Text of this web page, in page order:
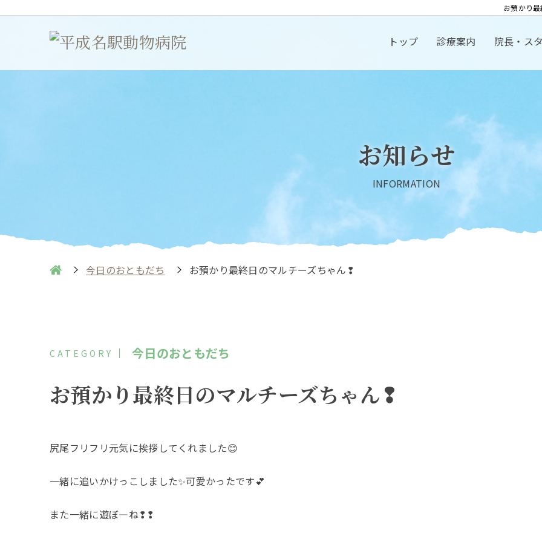
お預かり
トップ 診療案内 院長・ス
お知らせ
INFORMATION
今日のおともだち お預かり最終日のマルチーズちゃん❢
今日のおともだち
お預かり最終日のマルチーズちゃん❢
尻尾フリフリ元気に挨拶してくれました😊
一緒に追いかけっこしました✨可愛かったです💕
また一緒に遊ぼ―ね❢❢